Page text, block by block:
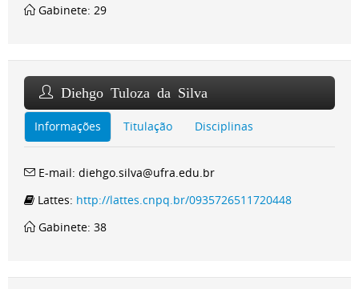
Gabinete: 29
Diehgo Tuloza da Silva
Informações Titulação Disciplinas
E-mail: diehgo.silva@ufra.edu.br
Lattes: http://lattes.cnpq.br/0935726511720448
Gabinete: 38